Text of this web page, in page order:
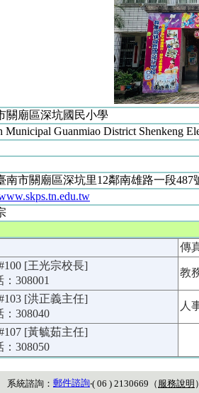
關廟區深坑國民小學
Municipal Guanmiao District Shenkeng
南市關廟區深坑里12鄰南雄路一段487
傳
[王光宗校長]
308001
教
[洪正義主任]
308040
人
[黃毓茹主任]
308050
系統諮詢： 郵件諮詢‧( 06 ) 2130669（ 服務說明